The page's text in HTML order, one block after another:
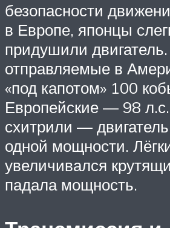
безопасности
в Европе, японцы
придушили
отправляемые в
«под капотом» 100
Европейские — 98
схитрили —
одной мощности.
увеличивался
падала мощность.